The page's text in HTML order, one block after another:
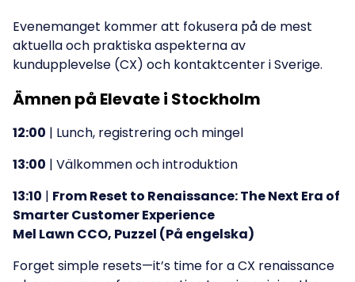
Evenemanget kommer att fokusera på de mest
aktuella och praktiska aspekterna av
kundupplevelse (CX) och kontaktcenter i Sverige.
Ämnen på Elevate i Stockholm
12:00 | Lunch, registrering och mingel
13:00 | Välkommen och introduktion
13:10 | From Reset to Renaissance: The Next Era of
Smarter Customer Experience
Mel Lawn CCO, Puzzel (På engelska)
Forget simple resets—it’s time for a CX renaissance